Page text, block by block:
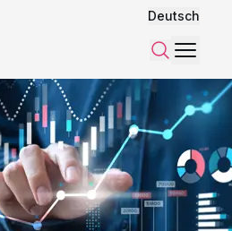
Deutsch
Suchen
Menü